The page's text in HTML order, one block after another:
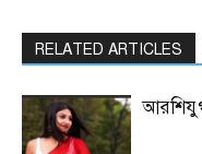
RELATED ARTICLES